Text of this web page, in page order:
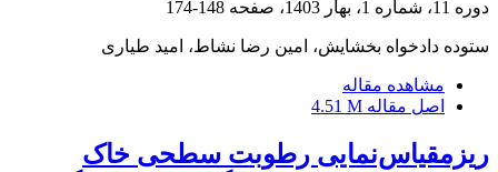
دوره 11، شماره 1، بهار 1403، صفحه 148-174
ستوده دادخواه بخشایش، امین رضا نشاط، امید طیاری
مشاهده مقاله
اصل مقاله 4.51 M
ریز‌مقیاس‌نمایی رطوبت سطحی خاک